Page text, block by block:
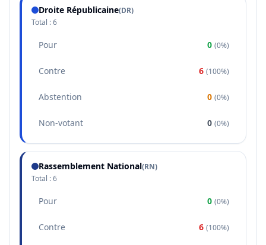
Droite Républicaine(DR)
Total :6
Pour 0 (0%)
Contre 6 (100%)
Abstention 0 (0%)
Non-votant 0 (0%)
Rassemblement National(RN)
Total :6
Pour 0 (0%)
Contre 6 (100%)